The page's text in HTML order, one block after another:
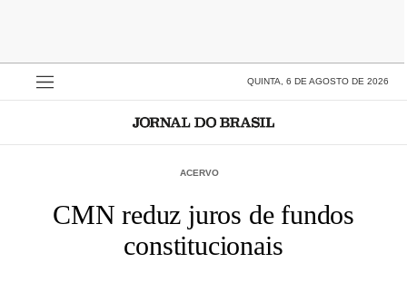
QUINTA, 6 DE AGOSTO DE 2026
ACERVO
CMN reduz juros de fundos
constitucionais